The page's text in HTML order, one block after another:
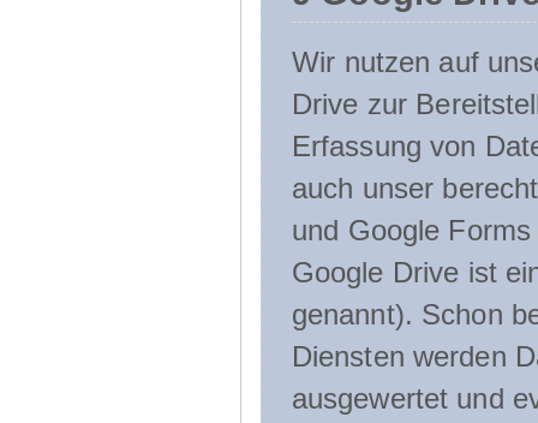
Wir nutzen auf
Drive zur
Erfassung von
auch unser
und Google
Google Drive ist
genannt). Schon
Diensten werden
ausgewertet und